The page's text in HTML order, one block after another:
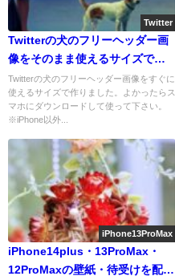
Twitter
Twitterの犬のフリーヘッダー画
像をそのまま使えるサイズで配
信中
Twitterの犬のフリーヘッダー画像をすぐに
使えるサイズで作りました。よかったらス
マホにダウンロードして使って下さい。
※iPhone以外...
iPhone13ProMax
iPhone14plus・13ProMax・
12ProMaxの壁紙・待受けを配信